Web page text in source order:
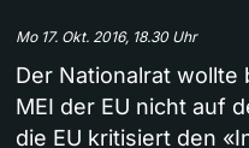
Mo 17. Okt. 2016, 18.30 Uhr
Der Nationalrat
MEI der EU nicht auf
die EU kritisiert den